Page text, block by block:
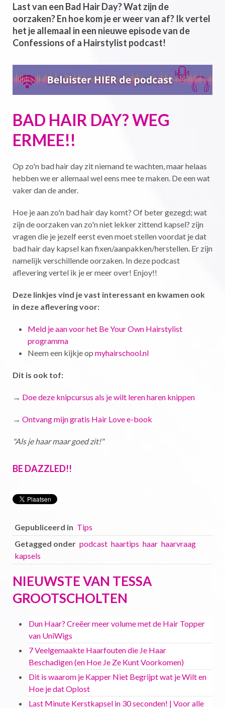
Last van een Bad Hair Day? Wat zijn de
oorzaken? En hoe kom je er weer van af? Ik vertel
het je allemaal in een nieuwe episode van de
Confessions of a Hairstylist podcast!
BAD HAIR DAY? WEG
ERMEE!!
Op zo'n bad hair day zit niemand te wachten, maar helaas
hebben we er allemaal wel eens mee te maken. De een wat
vaker dan de ander.
Hoe je aan zo'n bad hair day komt? Of beter gezegd; wat
zijn de oorzaken van zo'n niet lekker zittend kapsel? zijn
vragen die je jezelf eerst even moet stellen voordat je dat
bad hair day kapsel kan fixen/aanpakken/herstellen. Er zijn
namelijk verschillende oorzaken. In deze podcast
aflevering vertel ik je er meer over! Enjoy!!
Deze linkjes vind je vast interessant en kwamen ook
in deze aflevering voor:
Meld je aan voor het Be Your Own Hairstylist
programma
Neem een kijkje op myhairschool.nl
Dit is ook tof:
→ Doe deze knipcursus als je wilt leren haren knippen
→ Ontvang mijn gratis Hair Love e-book
"Als je haar maar goed zit!"
BE DAZZLED!!
Gepubliceerd in Tips
Getagged onder podcast haartips haar haarvraag
kapsels
NIEUWSTE VAN TESSA
GROOTSCHOLTEN
Dun Haar? Creëer meer volume met de Hair Topper
van UniWigs
7 Veelgemaakte Haarfouten die Je Haar
Beschadigen (en Hoe Je Ze Kunt Voorkomen)
Dit is waarom je Kapper Niet Begrijpt wat je Wilt en
Hoe je dat Oplost
Last Minute Kerstkapsel in 30 seconden! | Voor alle